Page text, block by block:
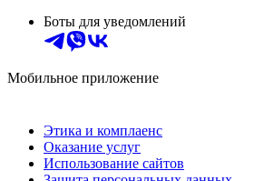
Боты для уведомлений
Мобильное приложение
Этика и комплаенс
Оказание услуг
Использование сайтов